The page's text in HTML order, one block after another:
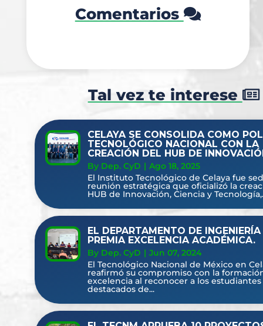
Comentarios
Tal vez te interese
CELAYA SE CONSOLIDA COMO
TECNOLÓGICO NACIONAL CON LA
CREACIÓN DEL HUB DE
By Dep. CyD | Ago 18, 2025
El Instituto Tecnológico de Celaya fue
reunión estratégica que oficializó la
HUB de Innovación, Ciencia y
EL DEPARTAMENTO DE
PREMIA EXCELENCIA ACADÉMICA.
By Dep. CyD | Jun 07, 2024
El Tecnológico Nacional de México en
reafirmó su compromiso con la
excelencia al reconocer a los estudiantes
destacados de...